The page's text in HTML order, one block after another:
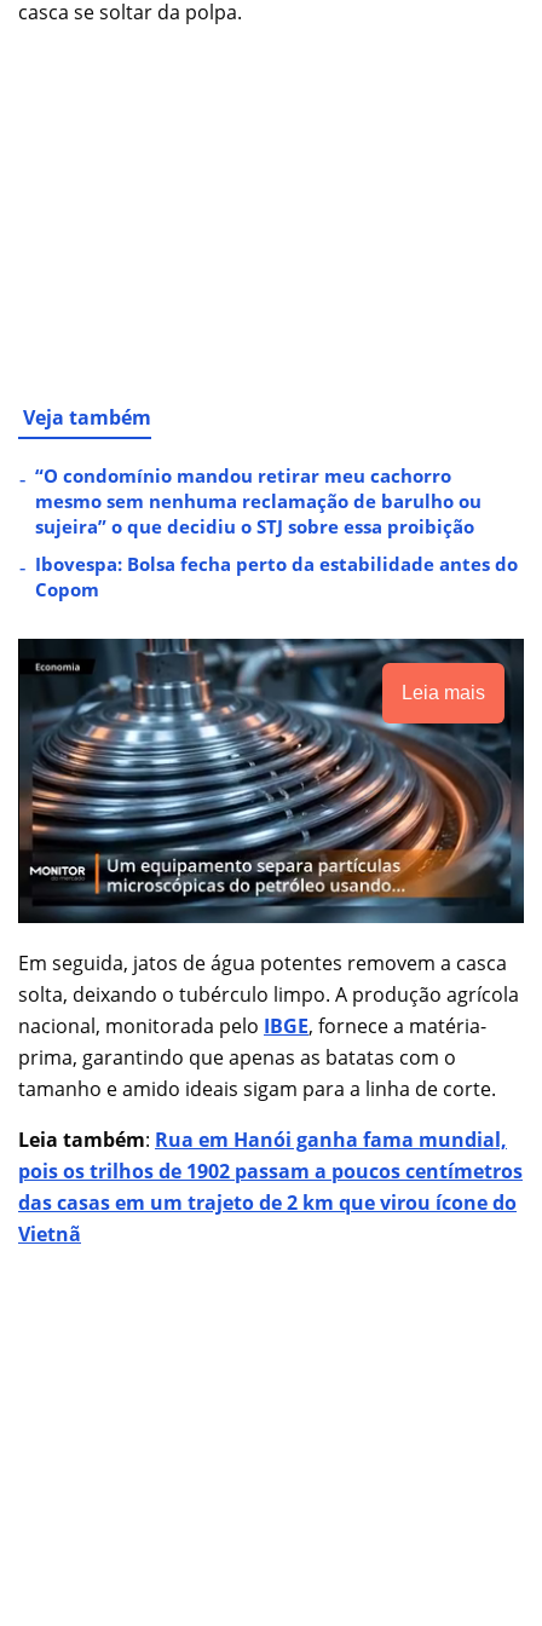
casca se soltar da polpa.
Veja também
“O condomínio mandou retirar meu cachorro
mesmo sem nenhuma reclamação de barulho ou
sujeira” o que decidiu o STJ sobre essa proibição
Ibovespa: Bolsa fecha perto da estabilidade antes do
Copom
Leia mais
Em seguida, jatos de água potentes removem a casca
solta, deixando o tubérculo limpo. A produção agrícola
nacional, monitorada pelo IBGE, fornece a matéria-
prima, garantindo que apenas as batatas com o
tamanho e amido ideais sigam para a linha de corte.
Leia também: Rua em Hanói ganha fama mundial,
pois os trilhos de 1902 passam a poucos centímetros
das casas em um trajeto de 2 km que virou ícone do
Vietnã